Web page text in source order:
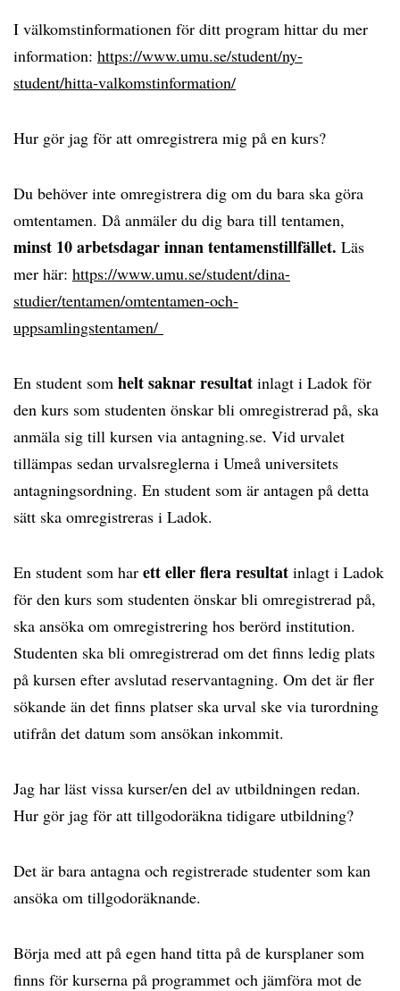
I välkomstinformationen för ditt program hittar du mer
information: https://www.umu.se/student/ny-
student/hitta-valkomstinformation/
Hur gör jag för att omregistrera mig på en kurs?
Du behöver inte omregistrera dig om du bara ska göra
omtentamen. Då anmäler du dig bara till tentamen,
minst 10 arbetsdagar innan tentamenstillfället. Läs
mer här: https://www.umu.se/student/dina-
studier/tentamen/omtentamen-och-
uppsamlingstentamen/
En student som helt saknar resultat inlagt i Ladok för
den kurs som studenten önskar bli omregistrerad på, ska
anmäla sig till kursen via antagning.se. Vid urvalet
tillämpas sedan urvalsreglerna i Umeå universitets
antagningsordning. En student som är antagen på detta
sätt ska omregistreras i Ladok.
En student som har ett eller flera resultat inlagt i Ladok
för den kurs som studenten önskar bli omregistrerad på,
ska ansöka om omregistrering hos berörd institution.
Studenten ska bli omregistrerad om det finns ledig plats
på kursen efter avslutad reservantagning. Om det är fler
sökande än det finns platser ska urval ske via turordning
utifrån det datum som ansökan inkommit.
Jag har läst vissa kurser/en del av utbildningen redan.
Hur gör jag för att tillgodoräkna tidigare utbildning?
Det är bara antagna och registrerade studenter som kan
ansöka om tillgodoräknande.
Börja med att på egen hand titta på de kursplaner som
finns för kurserna på programmet och jämföra mot de